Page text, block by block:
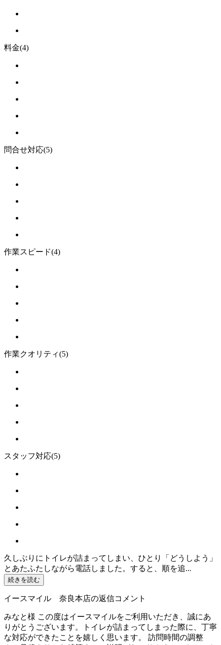
料金(4)
問合せ対応(5)
作業スピード(4)
作業クオリティ(5)
スタッフ対応(5)
久しぶりにトイレが詰まってしまい、ひとり「どうしよう」
とあたふたしながら電話しました。すると、順を追...
続きを読む
イースマイル 奈良本店の返信コメント
みなと様 この度はイースマイルをご利用いただき、誠にあ
りがとうございます。トイレが詰まってしまった際に、丁寧
な対応ができたことを嬉しく思います。 訪問時間の調整